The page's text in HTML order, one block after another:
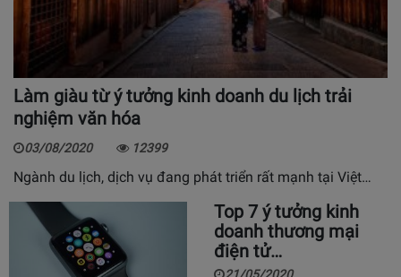
Làm giàu từ ý tưởng kinh doanh du lịch trải
nghiệm văn hóa
03/08/2020 12399
Ngành du lịch, dịch vụ đang phát triển rất mạnh tại Việt…
Top 7 ý tưởng kinh
doanh thương mại
điện tử…